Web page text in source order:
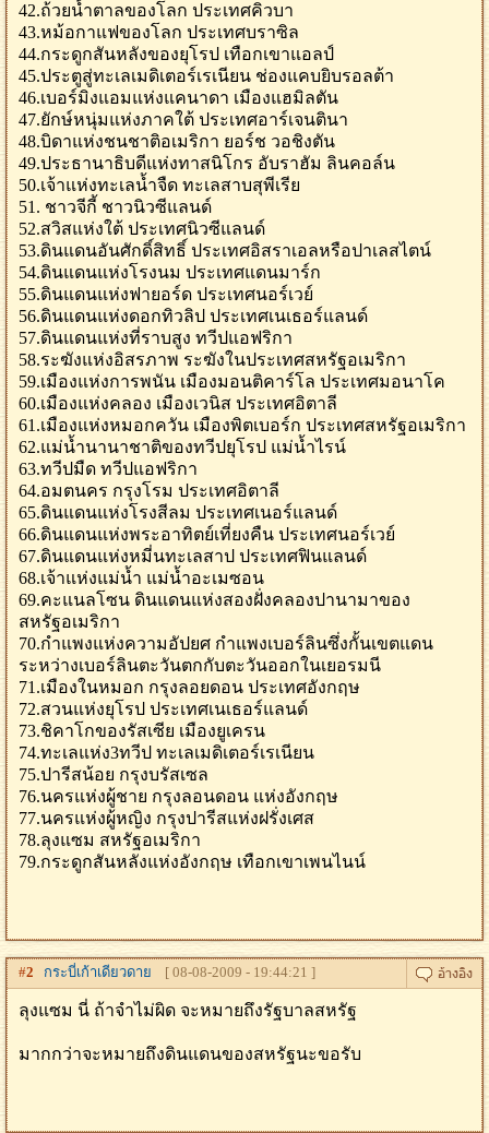
42.ถ้วยน้ำตาลของโลก ประเทศคิวบา
43.หม้อกาแฟของโลก ประเทศบราซิล
44.กระดูกสันหลังของยุโรป เทือกเขาแอลป์
45.ประตูสู่ทะเลเมดิเตอร์เรเนียน ช่องแคบยิบรอลต้า
46.เบอร์มิงแอมแห่งแคนาดา เมืองแฮมิลตัน
47.ยักษ์หนุ่มแห่งภาคใต้ ประเทศอาร์เจนตินา
48.บิดาแห่งชนชาติอเมริกา ยอร์ช วอชิงตัน
49.ประธานาธิบดีแห่งทาสนิโกร อับราฮัม ลินคอล์น
50.เจ้าแห่งทะเลน้ำจืด ทะเลสาบสุพีเรีย
51. ชาวจีกี้ ชาวนิวซีแลนด์
52.สวิสแห่งใต้ ประเทศนิวซีแลนด์
53.ดินแดนอันศักดิ์สิทธิ์ ประเทศอิสราเอลหรือปาเลสไตน์
54.ดินแดนแห่งโรงนม ประเทศแดนมาร์ก
55.ดินแดนแห่งฟายอร์ด ประเทศนอร์เวย์
56.ดินแดนแห่งดอกทิวลิป ประเทศเนเธอร์แลนด์
57.ดินแดนแห่งที่ราบสูง ทวีปแอฟริกา
58.ระฆังแห่งอิสรภาพ ระฆังในประเทศสหรัฐอเมริกา
59.เมืองแห่งการพนัน เมืองมอนติคาร์โล ประเทศมอนาโค
60.เมืองแห่งคลอง เมืองเวนิส ประเทศอิตาลี
61.เมืองแห่งหมอกควัน เมืองพิตเบอร์ก ประเทศสหรัฐอเมริกา
62.แม่น้ำนานาชาติของทวีปยุโรป แม่น้ำไรน์
63.ทวีปมืด ทวีปแอฟริกา
64.อมตนคร กรุงโรม ประเทศอิตาลี
65.ดินแดนแห่งโรงสีลม ประเทศเนอร์แลนด์
66.ดินแดนแห่งพระอาทิตย์เที่ยงคืน ประเทศนอร์เวย์
67.ดินแดนแห่งหมี่นทะเลสาป ประเทศฟินแลนด์
68.เจ้าแห่งแม่น้ำ แม่น้ำอะเมซอน
69.คะแนลโซน ดินแดนแห่งสองฝั่งคลองปานามาของ
สหรัฐอเมริกา
70.กำแพงแห่งความอัปยศ กำแพงเบอร์ลินซึ่งกั้นเขตแดน
ระหว่างเบอร์ลินตะวันตกกับตะวันออกในเยอรมนี
71.เมืองในหมอก กรุงลอยดอน ประเทศอังกฤษ
72.สวนแห่งยุโรป ประเทศเนเธอร์แลนด์
73.ชิคาโกของรัสเซีย เมืองยูเครน
74.ทะเลแห่ง3ทวีป ทะเลเมดิเตอร์เรเนียน
75.ปารีสน้อย กรุงบรัสเซล
76.นครแห่งผู้ชาย กรุงลอนดอน แห่งอังกฤษ
77.นครแห่งผู้หญิง กรุงปารีสแห่งฝรั่งเศส
78.ลุงแซม สหรัฐอเมริกา
79.กระดูกสันหลังแห่งอังกฤษ เทือกเขาเพนไนน์
#2 กระบี่เก้าเดียวดาย [ 08-08-2009 - 19:44:21 ]
ลุงแซม นี่ ถ้าจำไม่ผิด จะหมายถึงรัฐบาลสหรัฐ
มากกว่าจะหมายถึงดินแดนของสหรัฐนะขอรับ